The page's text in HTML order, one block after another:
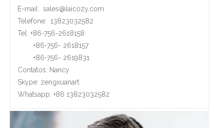
E-mail: sales@laicozy.com
Telefone: 13823032582
Tel: +86-756-2618158
+86-756- 2618157
+86-756- 2619831
Contatos: Nancy
Skype: zengxuanart
Whatsapp: +86 13823032582